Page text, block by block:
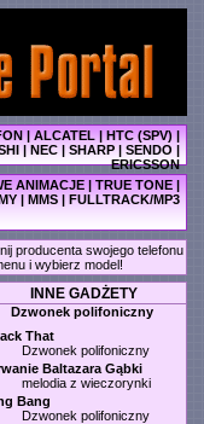
|ALCATEL|HTC (SPV)|
|NEC|SHARP|SENDO|
ERICSSON
ANIMACJE | TRUE TONE |
| MMS | FULLTRACK/MP3
producenta swojego telefonu
i wybierz model!
INNE GADŻETY
Dzwonek polifoniczny
That
Dzwonek polifoniczny
Baltazara Gąbki
melodia z wieczorynki
Bang
Dzwonek polifoniczny